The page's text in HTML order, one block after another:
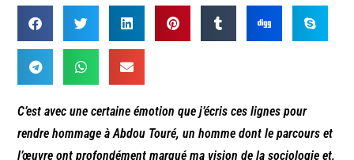
C’est avec une certaine émotion que j’écris ces lignes pour
rendre hommage à Abdou Touré, un homme dont le parcours et
l’œuvre ont profondément marqué ma vision de la sociologie et,